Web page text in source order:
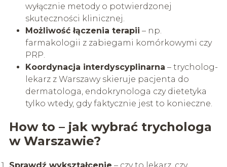
wyłącznie metody o potwierdzonej
skuteczności klinicznej.
Możliwość łączenia terapii – np.
farmakologii z zabiegami komórkowymi czy
PRP.
Koordynacja interdyscyplinarna – trycholog-
lekarz z Warszawy skieruje pacjenta do
dermatologa, endokrynologa czy dietetyka
tylko wtedy, gdy faktycznie jest to konieczne.
How to – jak wybrać trychologa
w Warszawie?